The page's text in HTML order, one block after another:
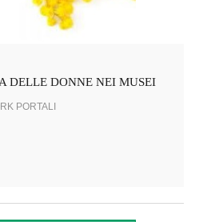
DELLE DONNE NEI MUSEI
PORTALI